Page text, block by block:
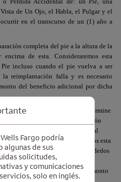
de Un Ojo, el Habla, el Pulgar y el
en el transcurso de un (1) año a
completa del pie a la altura de la
de esta. Consideraremos esta
incluso cuando el pie vuelva a ser
la reimplantación falla y es necesario
del beneficio adicional por dicha
completa, según lo determine
dedos a la altura de la articulación
de ella, de la misma mano o de, al
la misma mano. Consideraremos esta
incluso cuando la mano, los dedos
posteriormente. Si la
amputarlos, no pagaremos un monto
Fargo podría
de sus
solicitudes,
y comunicaciones
solo en inglés.